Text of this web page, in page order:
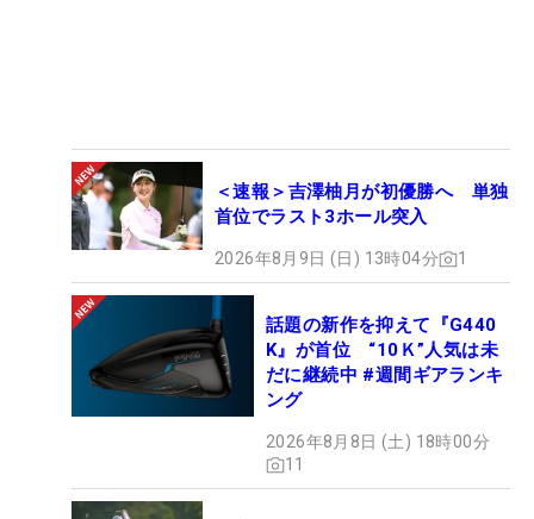
＜速報＞吉澤柚月が初優勝へ 単独
首位でラスト3ホール突入
2026年8月9日 (日) 13時04分 1
話題の新作を抑えて『G440
K』が首位 “10Ｋ”人気は未
だに継続中 #週間ギアランキ
ング
2026年8月8日 (土) 18時00分
11